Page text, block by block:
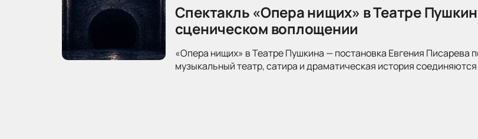
Спектакль «Опера нищих» в Театре
сценическом воплощении
«Опера нищих» в Театре Пушкина — постановка Евгения Писарева
музыкальный театр, сатира и драматическая история